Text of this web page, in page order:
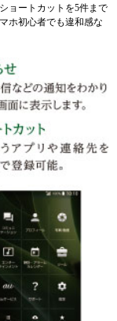
ョートカットを5件まで
ホ初心者でも違和感な